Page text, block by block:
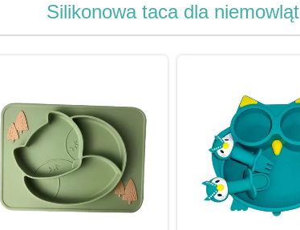
Silikonowa taca dla niemowląt